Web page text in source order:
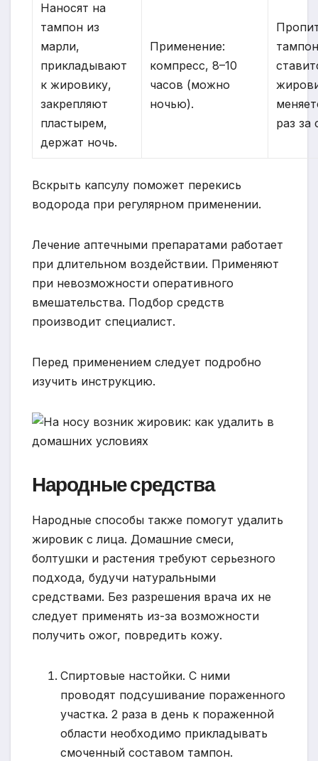
Наносят на
тампон из
марли,
прикладывают
к жировику,
закрепляют
пластырем,
держат ночь.
Применение:
компресс, 8–10
часов (можно
ночью).
раз за
Вскрыть капсулу поможет перекись
водорода при регулярном применении.
Лечение аптечными препаратами работает
при длительном воздействии. Применяют
при невозможности оперативного
вмешательства. Подбор средств
производит специалист.
Перед применением следует подробно
изучить инструкцию.
Народные средства
Народные способы также помогут удалить
жировик с лица. Домашние смеси,
болтушки и растения требуют серьезного
подхода, будучи натуральными
средствами. Без разрешения врача их не
следует применять из-за возможности
получить ожог, повредить кожу.
Спиртовые настойки. С ними
проводят подсушивание пораженного
участка. 2 раза в день к пораженной
области необходимо прикладывать
смоченный составом тампон.